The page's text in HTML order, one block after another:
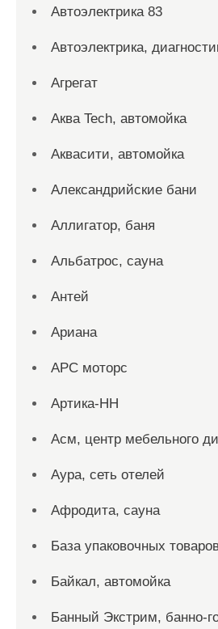
Автоэлектрика 83
Автоэлектрика,
Агрегат
Аква Tech, автомойка
Аквасити, автомойка
Александрийские бани
Аллигатор, баня
Альбатрос, сауна
Антей
Ариана
АРС моторс
Артика-НН
Асм, центр мебельного
Аура, сеть отелей
Афродита, сауна
База упаковочных
Байкал, автомойка
Банный Экстрим, банно-